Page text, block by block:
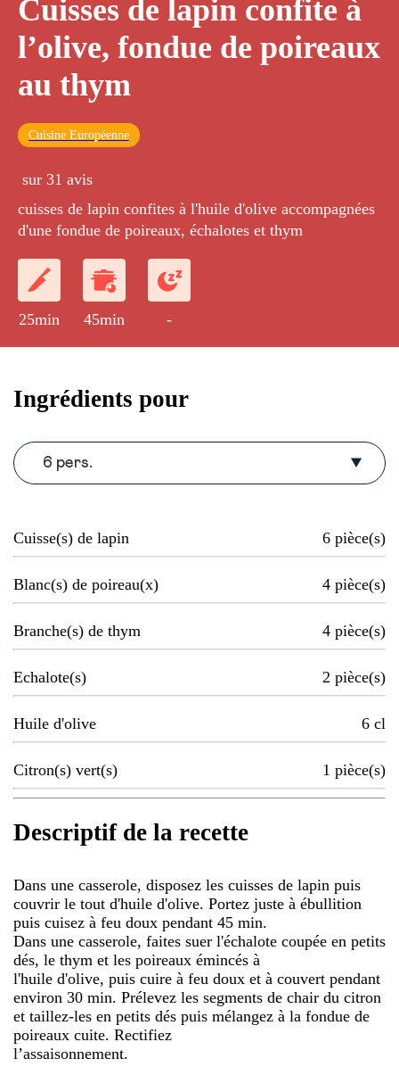
Cuisses de lapin confite à
l’olive, fondue de poireaux
au thym
Cuisine Européenne
sur 31 avis
cuisses de lapin confites à l'huile d'olive accompagnées
d'une fondue de poireaux, échalotes et thym
25min 45min -
Ingrédients pour
6 pers.
Cuisse(s) de lapin 6 pièce(s)
Blanc(s) de poireau(x) 4 pièce(s)
Branche(s) de thym 4 pièce(s)
Echalote(s) 2 pièce(s)
Huile d'olive 6 cl
Citron(s) vert(s) 1 pièce(s)
Descriptif de la recette
Dans une casserole, disposez les cuisses de lapin puis
couvrir le tout d'huile d'olive. Portez juste à ébullition
puis cuisez à feu doux pendant 45 min.
Dans une casserole, faites suer l'échalote coupée en petits
dés, le thym et les poireaux émincés à
l'huile d'olive, puis cuire à feu doux et à couvert pendant
environ 30 min. Prélevez les segments de chair du citron
et taillez-les en petits dés puis mélangez à la fondue de
poireaux cuite. Rectifiez
l’assaisonnement.